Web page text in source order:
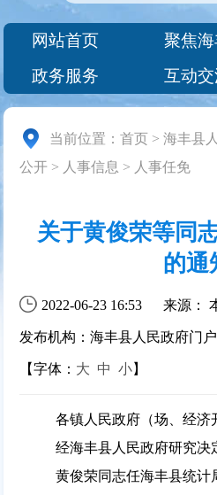
网站首页 聚焦
政务服务
互动
当前位置：首页 >海丰县
公开 > 人事信息 > 人事任免
关于黄俊荣等同
的通
2022-06-23 16:53 来源：
发布机构：海丰县人民政府门
【字体： 大 中 小】
各镇人民政府（场、经济
经海丰县人民政府研究决
黄俊荣同志任海丰县统计